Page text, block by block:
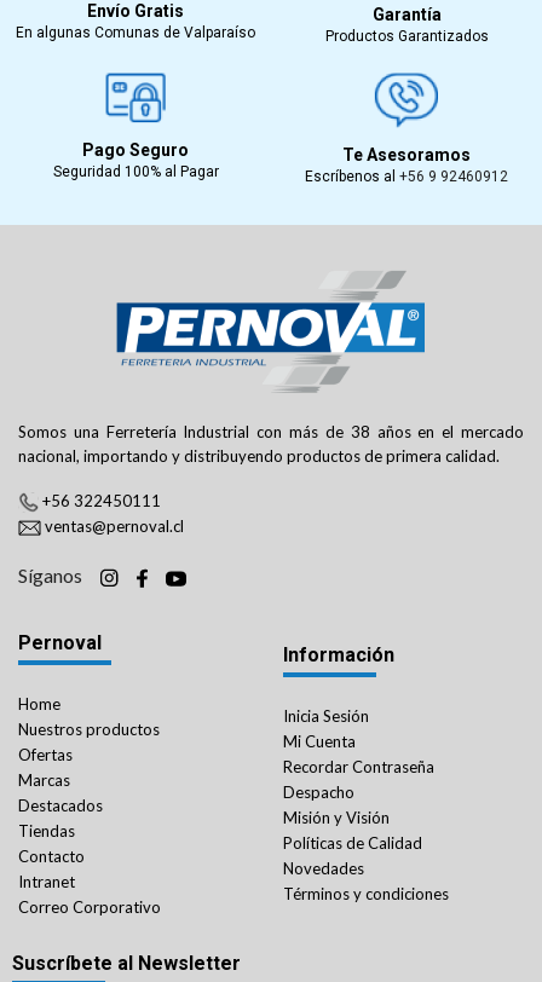
Envío Gratis
En algunas Comunas de Valparaíso
Garantía
Productos Garantizados
Pago Seguro
Seguridad 100% al Pagar
Te Asesoramos
Escríbenos al +56 9 92460912
Somos una Ferretería Industrial con más de 38 años en el mercado
nacional, importando y distribuyendo productos de primera calidad.
+56 322450111
ventas@pernoval.cl
Síganos
Pernoval
Home
Nuestros productos
Ofertas
Marcas
Destacados
Tiendas
Contacto
Intranet
Correo Corporativo
Información
Inicia Sesión
Mi Cuenta
Recordar Contraseña
Despacho
Misión y Visión
Políticas de Calidad
Novedades
Términos y condiciones
Suscríbete al Newsletter